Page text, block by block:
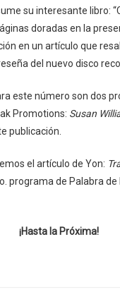
su interesante libro:
doradas en la
en un artículo que
del nuevo disco
este número son dos
Promotions: Susan
publicación.
el artículo de Yon:
programa de Palabra
¡Hasta la Próxima!